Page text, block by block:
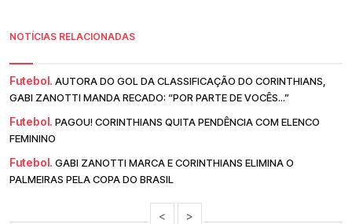
NOTÍCIAS RELACIONADAS
Futebol. AUTORA DO GOL DA CLASSIFICAÇÃO DO CORINTHIANS,
GABI ZANOTTI MANDA RECADO: “POR PARTE DE VOCÊS...”
Futebol. PAGOU! CORINTHIANS QUITA PENDÊNCIA COM ELENCO
FEMININO
Futebol. GABI ZANOTTI MARCA E CORINTHIANS ELIMINA O
PALMEIRAS PELA COPA DO BRASIL
< >